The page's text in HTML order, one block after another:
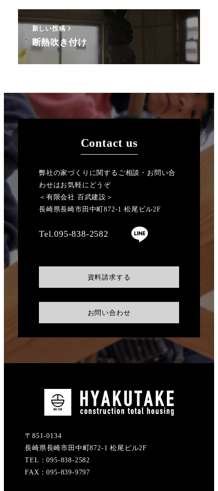
新しい投稿
断熱吹き付け
Contact us
弊社の家づくりに関するご相談・お問い合
わせはお気軽にどうぞ
＜有限会社 百武建設＞
長崎県長崎市田中町872-1 松尾ビル2F
Tel.095-838-2582
資料請求する
お問い合わせ
〒851-0134
長崎県長崎市田中町872-1 松尾ビル2F
TEL：095-838-2582
FAX：095-839-9797